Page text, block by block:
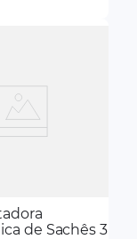
de Sachês 3